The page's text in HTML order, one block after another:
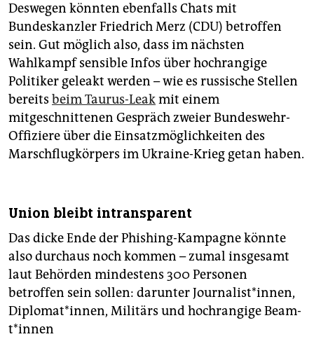
Deswegen könnten ebenfalls Chats mit
Bundeskanzler Friedrich Merz (CDU) betroffen
sein. Gut möglich also, dass im nächsten
Wahlkampf sensible Infos über hochrangige
Politiker geleakt werden – wie es russische Stellen
bereits beim Taurus-Leakmit einem
mitgeschnittenen Gespräch zweier Bundeswehr-
Offiziere über die Einsatzmöglichkeiten des
Marschflugkörpers im Ukraine-Krieg getan haben.
Union bleibt intransparent
Das dicke Ende der Phishing-Kampagne könnte
also durchaus noch kommen – zumal insgesamt
laut Behörden mindestens 300 Personen
betroffen sein sollen: darunter Journalist*innen,
Diplomat*innen, Militärs und hochrangige Be­am­
t*in­nen